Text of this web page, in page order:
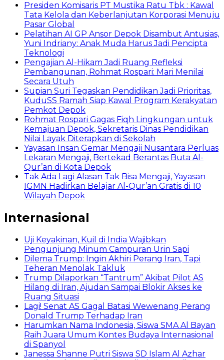
Presiden Komisaris PT Mustika Ratu Tbk : Kawal
Tata Kelola dan Keberlanjutan Korporasi Menuju
Pasar Global
Pelatihan AI GP Ansor Depok Disambut Antusias,
Yuni Indriany: Anak Muda Harus Jadi Pencipta
Teknologi
Pengajian Al-Hikam Jadi Ruang Refleksi
Pembangunan, Rohmat Rospari: Mari Menilai
Secara Utuh
Supian Suri Tegaskan Pendidikan Jadi Prioritas,
KuduSS Ramah Siap Kawal Program Kerakyatan
Pemkot Depok
Rohmat Rospari Gagas Fiqh Lingkungan untuk
Kemajuan Depok, Sekretaris Dinas Pendidikan
Nilai Layak Diterapkan di Sekolah
Yayasan Insan Gemar Mengaji Nusantara Perluas
Lekaran Mengaji, Bertekad Berantas Buta Al-
Qur’an di Kota Depok
Tak Ada Lagi Alasan Tak Bisa Mengaji, Yayasan
IGMN Hadirkan Belajar Al-Qur’an Gratis di 10
Wilayah Depok
Internasional
Uji Keyakinan, Kuil di India Wajibkan
Pengunjung Minum Campuran Urin Sapi
Dilema Trump: Ingin Akhiri Perang Iran, Tapi
Teheran Menolak Takluk
Trump Dilaporkan “Tantrum” Akibat Pilot AS
Hilang di Iran, Ajudan Sampai Blokir Akses ke
Ruang Situasi
Lagi! Senat AS Gagal Batasi Wewenang Perang
Donald Trump Terhadap Iran
Harumkan Nama Indonesia, Siswa SMA Al Bayan
Raih Juara Umum Kontes Budaya Internasional
di Spanyol
Janessa Shanne Putri Siswa SD Islam Al Azhar